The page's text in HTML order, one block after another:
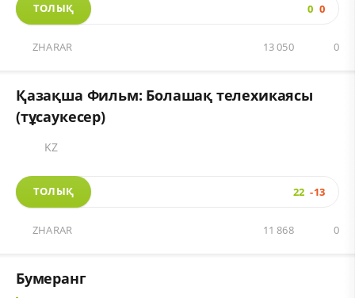
ТОЛЫҚ 0 0
ZHARAR 0
13 050
Қазақша Фильм: Болашақ телехикаясы
(тұсаукесер)
KZ
ТОЛЫҚ 22 -13
ZHARAR 0
11 868
Бумеранг